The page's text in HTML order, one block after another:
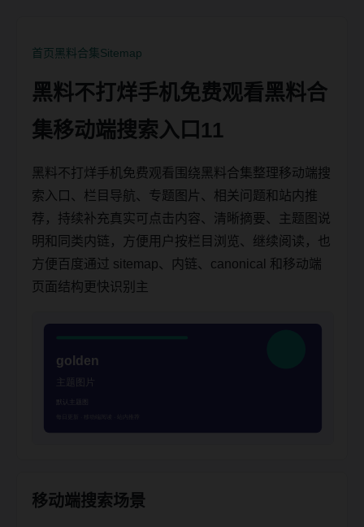
首页黑料合集Sitemap
黑料不打烊手机免费观看黑料合
集移动端搜索入口11
黑料不打烊手机免费观看围绕黑料合集整理移动端搜
索入口、栏目导航、专题图片、相关问题和站内推
荐，持续补充真实可点击内容、清晰摘要、主题图说
明和同类内链，方便用户按栏目浏览、继续阅读，也
方便百度通过 sitemap、内链、canonical 和移动端
页面结构更快识别主
移动端搜索场景